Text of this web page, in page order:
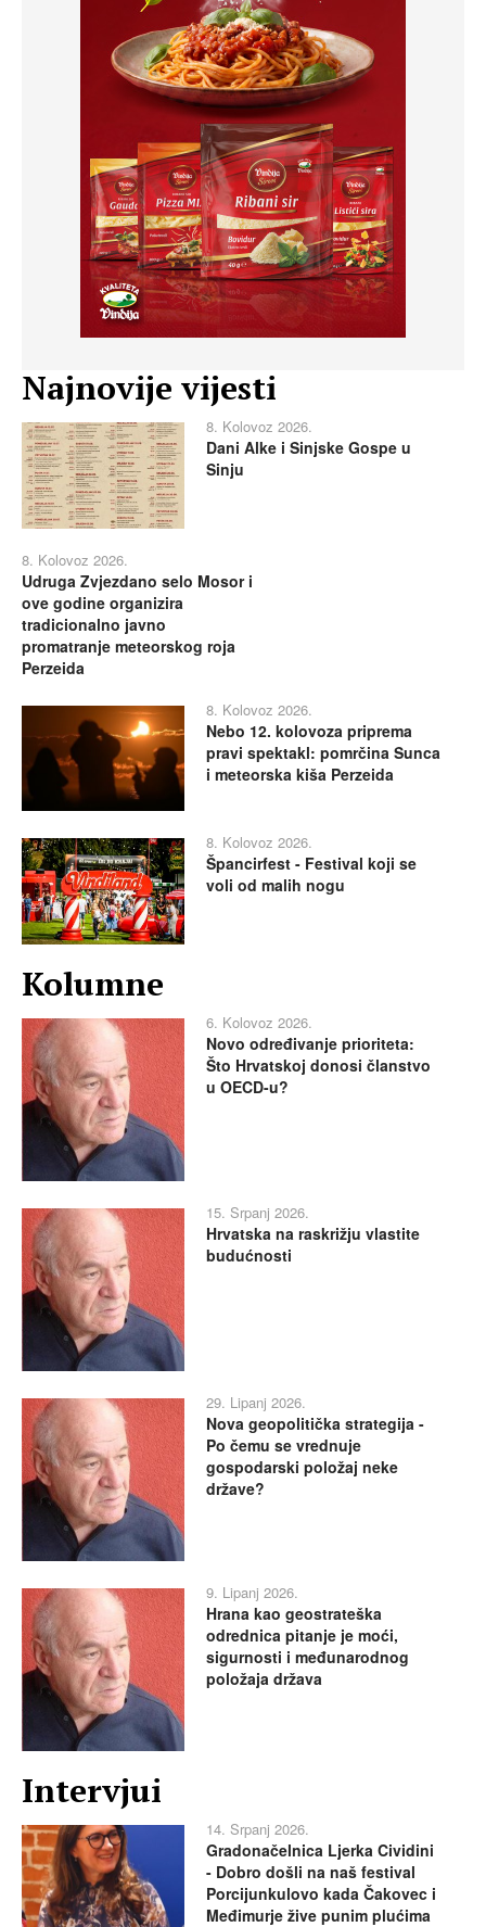
Najnovije vijesti
8. Kolovoz 2026.
Dani Alke i Sinjske Gospe u
Sinju
8. Kolovoz 2026.
Udruga Zvjezdano selo Mosor i
ove godine organizira
tradicionalno javno
promatranje meteorskog roja
Perzeida
8. Kolovoz 2026.
Nebo 12. kolovoza priprema
pravi spektakl: pomrčina Sunca
i meteorska kiša Perzeida
8. Kolovoz 2026.
Špancirfest - Festival koji se
voli od malih nogu
Kolumne
6. Kolovoz 2026.
Novo određivanje prioriteta:
Što Hrvatskoj donosi članstvo
u OECD-u?
15. Srpanj 2026.
Hrvatska na raskrižju vlastite
budućnosti
29. Lipanj 2026.
Nova geopolitička strategija -
Po čemu se vrednuje
gospodarski položaj neke
države?
9. Lipanj 2026.
Hrana kao geostrateška
odrednica pitanje je moći,
sigurnosti i međunarodnog
položaja država
Intervjui
14. Srpanj 2026.
Gradonačelnica Ljerka Cividini
- Dobro došli na naš festival
Porcijunkulovo kada Čakovec i
Međimurje žive punim plućima